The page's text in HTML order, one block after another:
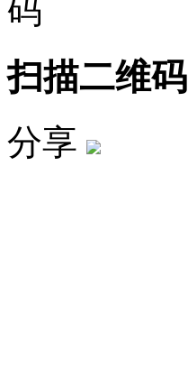
扫描二维码
分享